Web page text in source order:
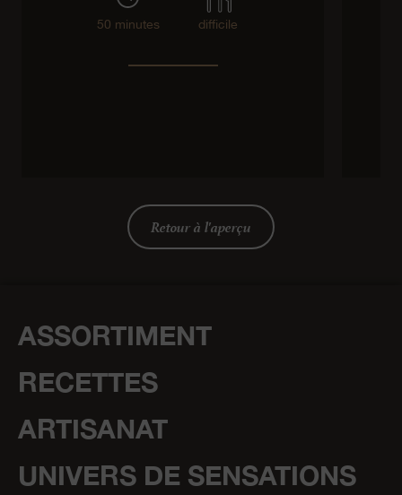
50 minutes difficile
Retour à l'aperçu
ASSORTIMENT
RECETTES
ARTISANAT
UNIVERS DE SENSATIONS